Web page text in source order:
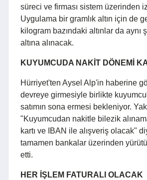
süreci ve firması sistem üzerinden
Uygulama bir gramlık altın için de
kilogram bazındaki altınlar da aynı
altına alınacak.
KUYUMCUDA NAKİT DÖNEMİ
Hürriyet'ten Aysel Alp'in haberine
devreye girmesiyle birlikte
satımın sona ermesi bekleniyor.
"Kuyumcudan nakitle bilezik
kartı ve IBAN ile alışveriş olacak"
tamamen bankalar üzerinden
etti.
HER İŞLEM FATURALI OLACAK